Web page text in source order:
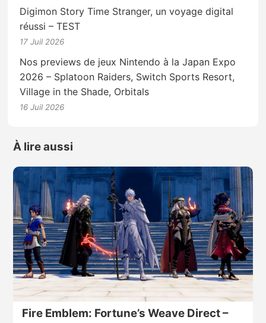
Digimon Story Time Stranger, un voyage digital
réussi – TEST
17 Juil 2026
Nos previews de jeux Nintendo à la Japan Expo
2026 – Splatoon Raiders, Switch Sports Resort,
Village in the Shade, Orbitals
16 Juil 2026
À lire aussi
Fire Emblem: Fortune’s Weave Direct –